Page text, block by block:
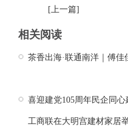
[上一篇]
相关阅读
茶香出海·联通南洋｜傅
喜迎建党105周年民企同
工商联在大明宫建材家居